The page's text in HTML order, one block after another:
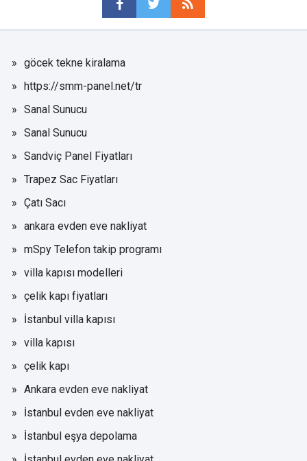
göcek tekne kiralama
https://smm-panel.net/tr
Sanal Sunucu
Sanal Sunucu
Sandviç Panel Fiyatları
Trapez Sac Fiyatları
Çatı Sacı
ankara evden eve nakliyat
mSpy Telefon takip programı
villa kapısı modelleri
çelik kapı fiyatları
İstanbul villa kapısı
villa kapısı
çelik kapı
Ankara evden eve nakliyat
İstanbul evden eve nakliyat
İstanbul eşya depolama